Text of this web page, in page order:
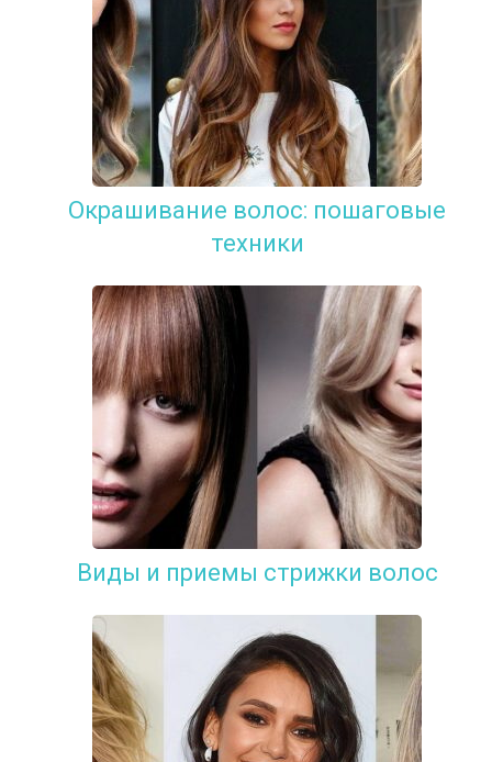
Окрашивание волос: пошаговые
техники
Виды и приемы стрижки волос